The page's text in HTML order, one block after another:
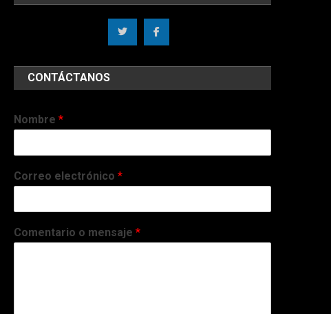
CONTÁCTANOS
Nombre *
Correo electrónico *
Comentario o mensaje *